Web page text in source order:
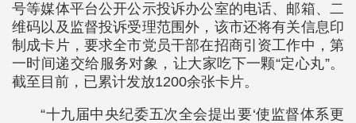
号等媒体平台公开公示投诉办公室的电话、邮箱、二
维码以及监督投诉受理范围外，该市还将有关信息印
制成卡片，要求全市党员干部在招商引资工作中，第
一时间递交给服务对象，让大家吃下一颗“定心丸”。
截至目前，已累计发放1200余张卡片。
“十九届中央纪委五次全会提出要‘使监督体系更